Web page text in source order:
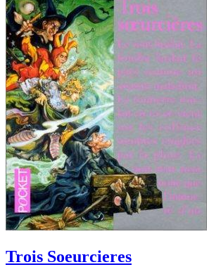
Trois Soeurcieres